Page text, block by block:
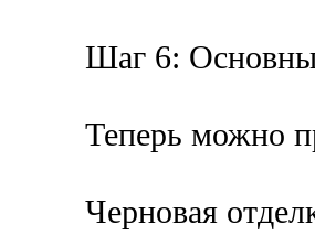
Шаг 6:
Теперь можно
Черновая